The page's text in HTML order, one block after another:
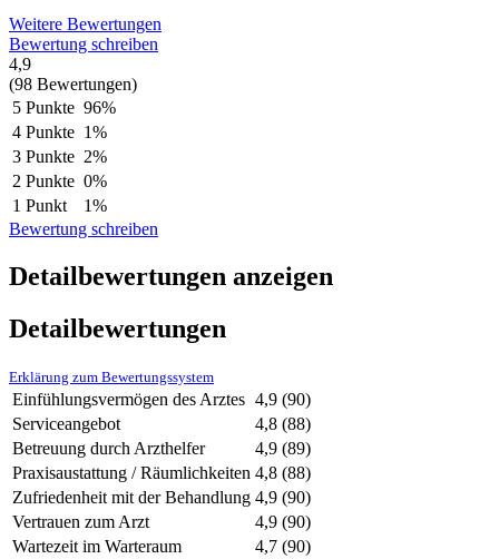
Weitere Bewertungen
Bewertung schreiben
4,9
(98 Bewertungen)
5 Punkte 96%
4 Punkte 1%
3 Punkte 2%
2 Punkte 0%
1 Punkt
1%
Bewertung schreiben
Detailbewertungen anzeigen
Detailbewertungen
Erklärung zum Bewertungssystem
Einfühlungsvermögen des Arztes 4,9 (90)
Serviceangebot
4,8 (88)
Betreuung durch Arzthelfer
4,9 (89)
Praxisaustattung / Räumlichkeiten 4,8 (88)
Zufriedenheit mit der Behandlung 4,9 (90)
Vertrauen zum Arzt
4,9 (90)
Wartezeit im Warteraum
4,7 (90)